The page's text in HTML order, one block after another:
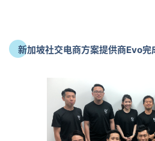
新加坡社交电商方案提供商Evo完